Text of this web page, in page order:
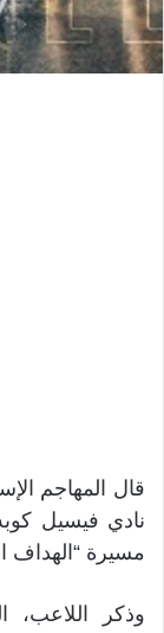
قال المهاجم
نادي فيسيل
مسيرة “الهداف